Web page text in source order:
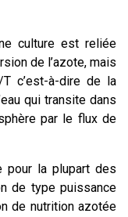
culture est reliée
de l’azote, mais
c’est-à-dire de la
qui transite dans
par le flux de
pour la plupart des
de type puissance
de nutrition azotée